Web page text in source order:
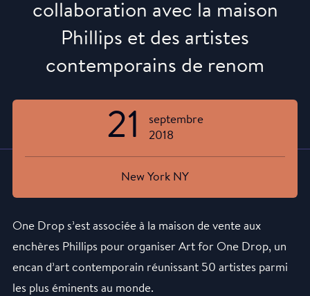
collaboration avec la maison
Phillips et des artistes
contemporains de renom
21
septembre
2018
New York NY
One Drop s’est associée à la maison de vente aux
enchères Phillips pour organiser Art for One Drop, un
encan d’art contemporain réunissant 50 artistes parmi
les plus éminents au monde.